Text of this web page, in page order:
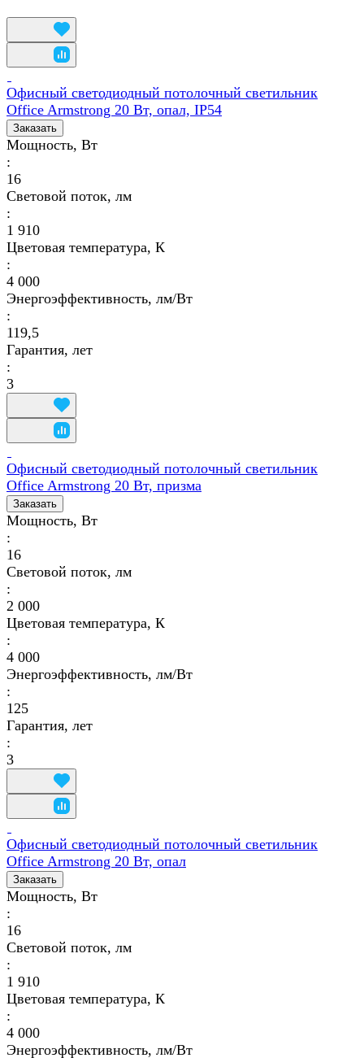
Офисный светодиодный потолочный светильник
Office Armstrong 20 Вт, опал, IP54
Заказать
Мощность, Вт
:
16
Световой поток, лм
:
1 910
Цветовая температура, К
:
4 000
Энергоэффективность, лм/Вт
:
119,5
Гарантия, лет
:
3
Офисный светодиодный потолочный светильник
Office Armstrong 20 Вт, призма
Заказать
Мощность, Вт
:
16
Световой поток, лм
:
2 000
Цветовая температура, К
:
4 000
Энергоэффективность, лм/Вт
:
125
Гарантия, лет
:
3
Офисный светодиодный потолочный светильник
Office Armstrong 20 Вт, опал
Заказать
Мощность, Вт
:
16
Световой поток, лм
:
1 910
Цветовая температура, К
:
4 000
Энергоэффективность, лм/Вт